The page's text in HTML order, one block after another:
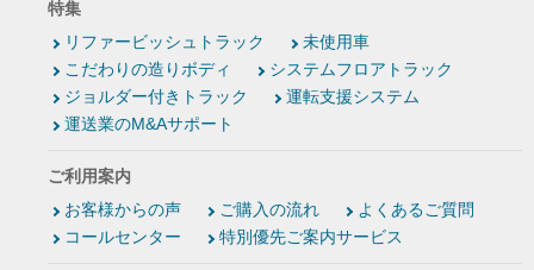
特集
リファービッシュトラック
未使用車
こだわりの造りボディ
システムフロアトラック
ジョルダー付きトラック
運転支援システム
運送業のM&Aサポート
ご利用案内
お客様からの声
ご購入の流れ
よくあるご質問
コールセンター
特別優先ご案内サービス